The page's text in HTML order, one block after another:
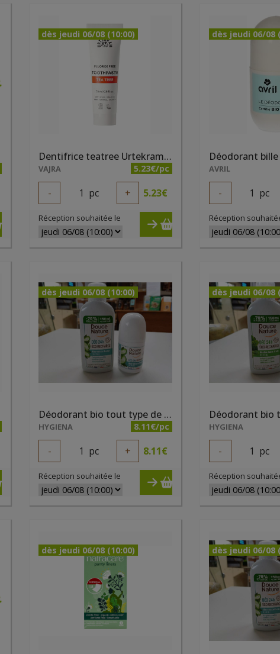
dès jeudi 06/08 (10:00)
Dentifrice teatree Urtekram 75 ml
VAJRA 5.23€/pc
- 1 pc + 5.23€
Réception souhaitée le
dès jeudi 06/08
Déodorant
AVRIL
- 1 pc
Réception
dès jeudi 06/08 (10:00)
Déodorant bio tout type de peaux à l'aloe vera 50ml Douce Nature
HYGIENA 8.11€/pc
- 1 pc + 8.11€
Réception souhaitée le
dès jeudi 06/08
HYGIENA
- 1 pc
Réception
dès jeudi 06/08 (10:00) dès jeudi 06/08